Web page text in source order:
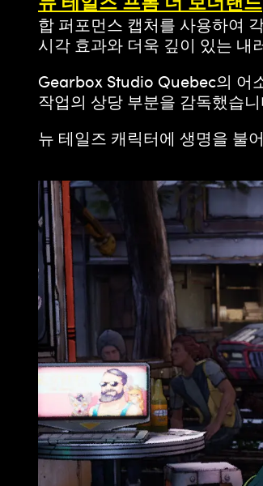
합 퍼포먼스 캡처를 사용하여
시각 효과와 더욱 깊이 있는 내
Gearbox Studio Quebec의 어
작업의 상당 부분을 감독했습
뉴 테일즈 캐릭터에 생명을 불